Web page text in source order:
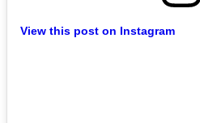
View this post on Instagram